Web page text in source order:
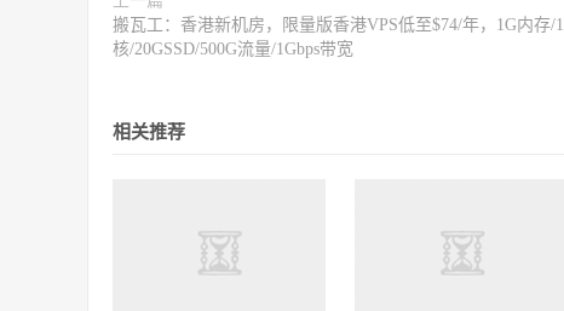
搬瓦工：香港新机房，限量版香港VPS低至$74/年，1G内存/1
核/20GSSD/500G流量/1Gbps带宽
相关推荐